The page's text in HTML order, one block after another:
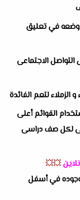
وضعه في تعليق
الاجتماعى
لتعم الفائدة
القوائم أعلى
لكل صف دراسى
💥💥
في أسفل